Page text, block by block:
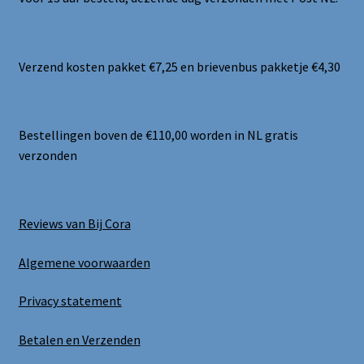
Verzend kosten pakket €7,25 en brievenbus pakketje €4,30
Bestellingen boven de €110,00 worden in NL gratis
verzonden
Reviews van Bij Cora
Algemene voorwaarden
Privacy statement
Betalen en Verzenden